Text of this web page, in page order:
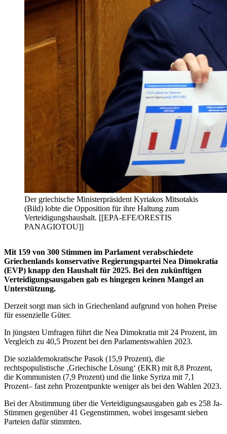
Der griechische Ministerpräsident Kyriakos Mitsotakis
(Bild) lobte die Opposition für ihre Haltung zum
Verteidigungshaushalt. [[EPA-EFE/ORESTIS
PANAGIOTOU]]
Mit 159 von 300 Stimmen im Parlament verabschiedete
Griechenlands konservative Regierungspartei Nea Dimokratia
(EVP) knapp den Haushalt für 2025. Bei den zukünftigen
Verteidigungsausgaben gab es hingegen keinen Mangel an
Unterstützung.
Derzeit sorgt man sich in Griechenland aufgrund von hohen Preise
für essenzielle Güter.
In jüngsten Umfragen führt die Nea Dimokratia mit 24 Prozent, im
Vergleich zu 40,5 Prozent bei den Parlamentswahlen 2023.
Die sozialdemokratische Pasok (15,9 Prozent), die
rechtspopulistische ‚Griechische Lösung‘ (EKR) mit 8,8 Prozent,
die Kommunisten (7,9 Prozent) und die linke Syriza mit 7,1
Prozent– fast zehn Prozentpunkte weniger als bei den Wahlen 2023.
Bei der Abstimmung über die Verteidigungsausgaben gab es 258 Ja-
Stimmen gegenüber 41 Gegenstimmen, wobei insgesamt sieben
Parteien dafür stimmten.